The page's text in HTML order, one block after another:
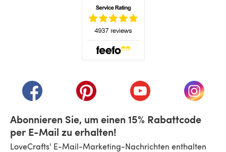
(öffnet sich in einem neuen Tab)
(öffnet sich in einem neuen Tab)
(öffnet sich in einem
(öffnet
Abonnieren Sie, um einen 15% Rabattcode
per E-Mail zu erhalten!
LoveCrafts' E-Mail-Marketing-Nachrichten enthalten